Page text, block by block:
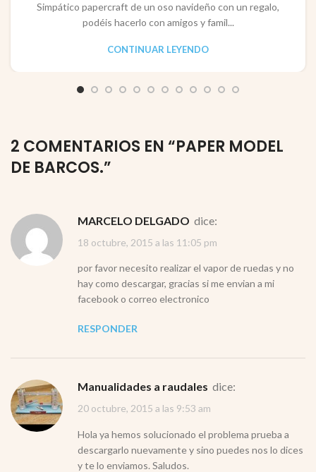
Simpático papercraft de un oso navideño con un regalo,
podéis hacerlo con amigos y famil...
CONTINUAR LEYENDO
2 COMENTARIOS EN “PAPER MODEL
DE BARCOS.”
MARCELO DELGADO dice:
18 octubre, 2015 a las 11:05 pm
por favor necesito realizar el vapor de ruedas y no
hay como descargar, gracias si me envian a mi
facebook o correo electronico
RESPONDER
Manualidades a raudales dice:
20 octubre, 2015 a las 9:53 am
Hola ya hemos solucionado el problema prueba a
descargarlo nuevamente y sino puedes nos lo dices
y te lo enviamos. Saludos.